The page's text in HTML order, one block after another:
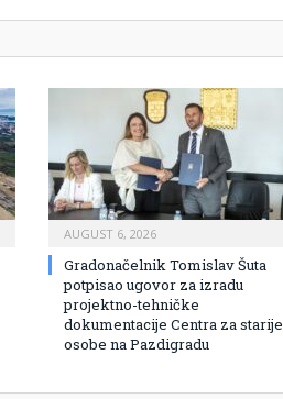
AUGUST 6, 2026
Gradonačelnik Tomislav Šuta
potpisao ugovor za izradu
projektno-tehničke
dokumentacije Centra za starije
osobe na Pazdigradu